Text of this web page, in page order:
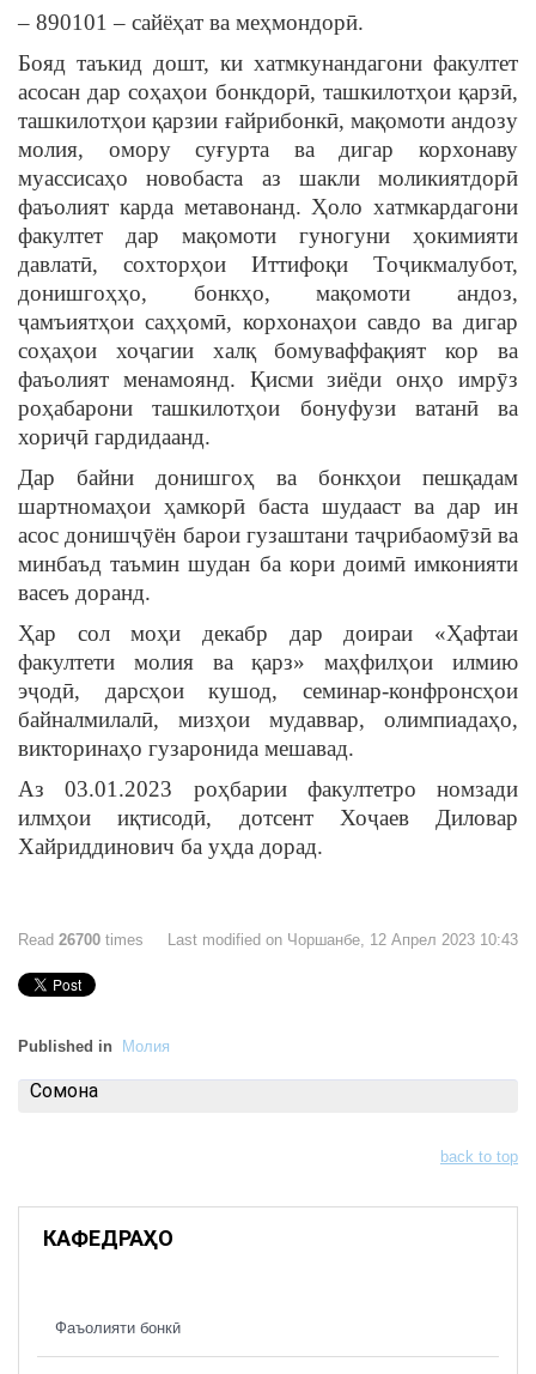
– 890101 – сайёҳат ва меҳмондорӣ.
Бояд таъкид дошт, ки хатмкунандагони факултет
асосан дар соҳаҳои бонкдорӣ, ташкилотҳои қарзӣ,
ташкилотҳои қарзии ғайрибонкӣ, мақомоти андозу
молия, омору суғурта ва дигар корхонаву
муассисаҳо новобаста аз шакли моликиятдорӣ
фаъолият карда метавонанд. Ҳоло хатмкардагони
факултет дар мақомоти гуногуни ҳокимияти
давлатӣ, сохторҳои Иттифоқи Тоҷикмалубот,
донишгоҳҳо, бонкҳо, мақомоти андоз,
ҷамъиятҳои саҳҳомӣ, корхонаҳои савдо ва дигар
соҳаҳои хоҷагии халқ бомуваффақият кор ва
фаъолият менамоянд. Қисми зиёди онҳо имрӯз
роҳабарони ташкилотҳои бонуфузи ватанӣ ва
хориҷӣ гардидаанд.
Дар байни донишгоҳ ва бонкҳои пешқадам
шартномаҳои ҳамкорӣ баста шудааст ва дар ин
асос донишҷӯён барои гузаштани таҷрибаомӯзӣ ва
минбаъд таъмин шудан ба кори доимӣ имконияти
васеъ доранд.
Ҳар сол моҳи декабр дар доираи «Ҳафтаи
факултети молия ва қарз» маҳфилҳои илмию
эҷодӣ, дарсҳои кушод, семинар-конфронсҳои
байналмилалӣ, мизҳои мудаввар, олимпиадаҳо,
викторинаҳо гузаронида мешавад.
Аз 03.01.2023 роҳбарии факултетро номзади
илмҳои иқтисодӣ, дотсент Хоҷаев Диловар
Хайриддинович ба уҳда дорад.
Read 26700 times Last modified on Чоршанбе, 12 Апрел 2023 10:43
Published in Молия
Cомона
back to top
КАФЕДРАҲО
Фаъолияти бонкӣ